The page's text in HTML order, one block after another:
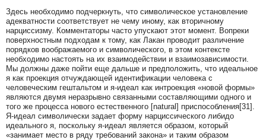
Здесь необходимо подчеркнуть, что символическое установление
адекватности соответствует не чему иному, как вторичному
нарциссизму. Комментаторы часто упускают этот момент. Вопреки
поверхностным подходам к тому, как Лакан проводит различение
порядков воображаемого и символического, в этом контексте
необходимо настоять на их взаимодействии и взаимозависимости.
Мы должны даже пойти еще дальше и предположить, что идеальное
я как проекция отчуждающей идентификации человека с
человеческим гештальтом и я‑идеал как интроекция «новой формы»
являются двумя неразрывно связанными составляющими одного и
того же процесса нового естественного [natural] приспособления[31].
Я‑идеал символически задает форму нарциссического либидо
идеального я, поскольку я‑идеал является образом, который
«занимает место в ряду требований закона» и таким образом